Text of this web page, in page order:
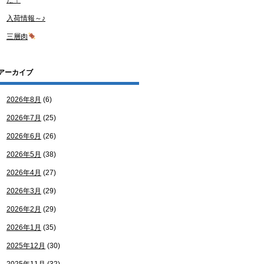
入荷情報～♪
三層肉
ーカイブ
2026年8月 (6)
2026年7月 (25)
2026年6月 (26)
2026年5月 (38)
2026年4月 (27)
2026年3月 (29)
2026年2月 (29)
2026年1月 (35)
2025年12月 (30)